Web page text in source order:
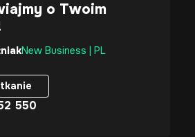
o Twoim
New Business | PL
550